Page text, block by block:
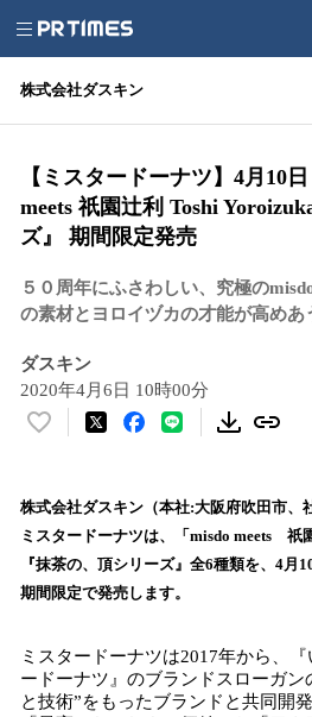
株式会社ダスキン
【ミスタードーナツ】4月10
meets 祇園辻利 Toshi
ズ』 期間限定発売
５０周年にふさわしい、究極の
の素材とヨロイヅカの才能が高めあ
ダスキン
2020年4月6日 10時00分
い
！
数
を
読
み
中
で
株式会社ダスキン（本社:大阪府吹田市
ミスタードーナツは、「misdo meets
『抹茶の、頂シリーズ』全6種類を、4月
期間限定で発売します。
ミスタードーナツは2017年から、
ードーナツ』のブランドスローガ
と技術”をもったブランドと共同開